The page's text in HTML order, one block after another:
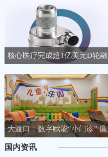
核心医疗完成超1亿美元D轮融
资，聚焦人工心脏领域
大渡口：数字赋能“小门诊” 廉
洁守护“大健康”
国内资讯